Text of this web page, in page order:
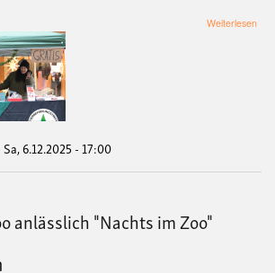
Weiterlesen
Sa, 6.12.2025 - 17:00
anlässlich "Nachts im Zoo"